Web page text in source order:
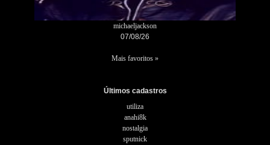
michaeljackson
07/08/26
Mais favoritos »
Últimos cadastros
utiliza
anahi8k
nostalgia
sputnick